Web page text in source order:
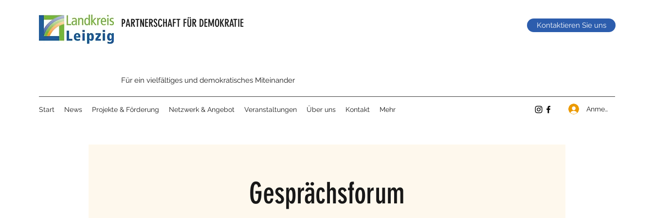
PARTNERSCHAFT FÜR DEMOKRATIE
Für ein vielfältiges und demokratisches Miteinander
Kontaktieren Sie uns
Start News Projekte & Förderung Netzwerk & Angebot Veranstaltungen Über uns Kontakt Mehr Anmelden
Gesprächsforum